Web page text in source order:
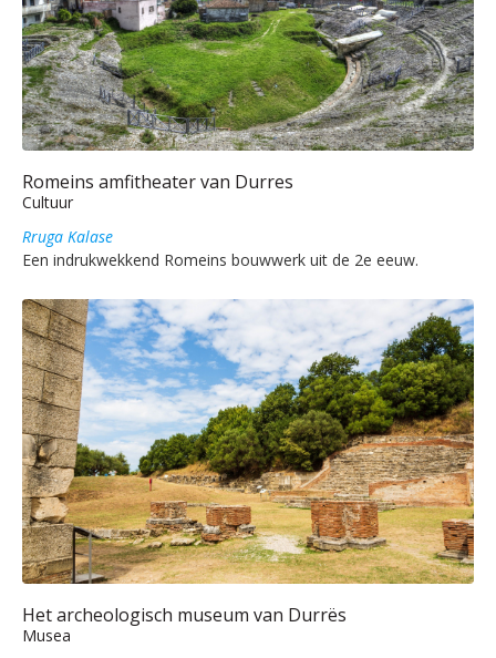
Romeins amfitheater van Durres
Cultuur
Rruga Kalase
Een indrukwekkend Romeins bouwwerk uit de 2e eeuw.
Het archeologisch museum van Durrës
Musea